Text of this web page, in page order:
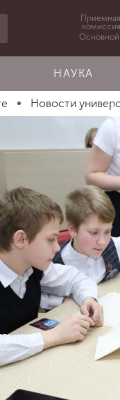
Приемная
комиссия
Основной
НАУКА
Новости